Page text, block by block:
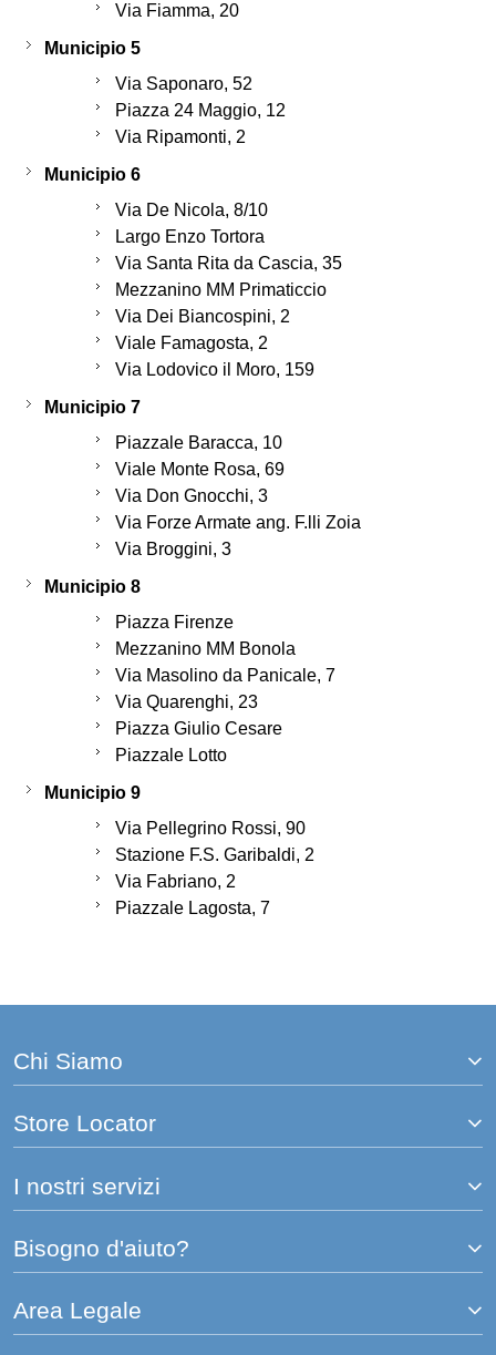
Via Fiamma, 20
Municipio 5
Via Saponaro, 52
Piazza 24 Maggio, 12
Via Ripamonti, 2
Municipio 6
Via De Nicola, 8/10
Largo Enzo Tortora
Via Santa Rita da Cascia, 35
Mezzanino MM Primaticcio
Via Dei Biancospini, 2
Viale Famagosta, 2
Via Lodovico il Moro, 159
Municipio 7
Piazzale Baracca, 10
Viale Monte Rosa, 69
Via Don Gnocchi, 3
Via Forze Armate ang. F.lli Zoia
Via Broggini, 3
Municipio 8
Piazza Firenze
Mezzanino MM Bonola
Via Masolino da Panicale, 7
Via Quarenghi, 23
Piazza Giulio Cesare
Piazzale Lotto
Municipio 9
Via Pellegrino Rossi, 90
Stazione F.S. Garibaldi, 2
Via Fabriano, 2
Piazzale Lagosta, 7
Chi Siamo
Store Locator
I nostri servizi
Bisogno d'aiuto?
Area Legale